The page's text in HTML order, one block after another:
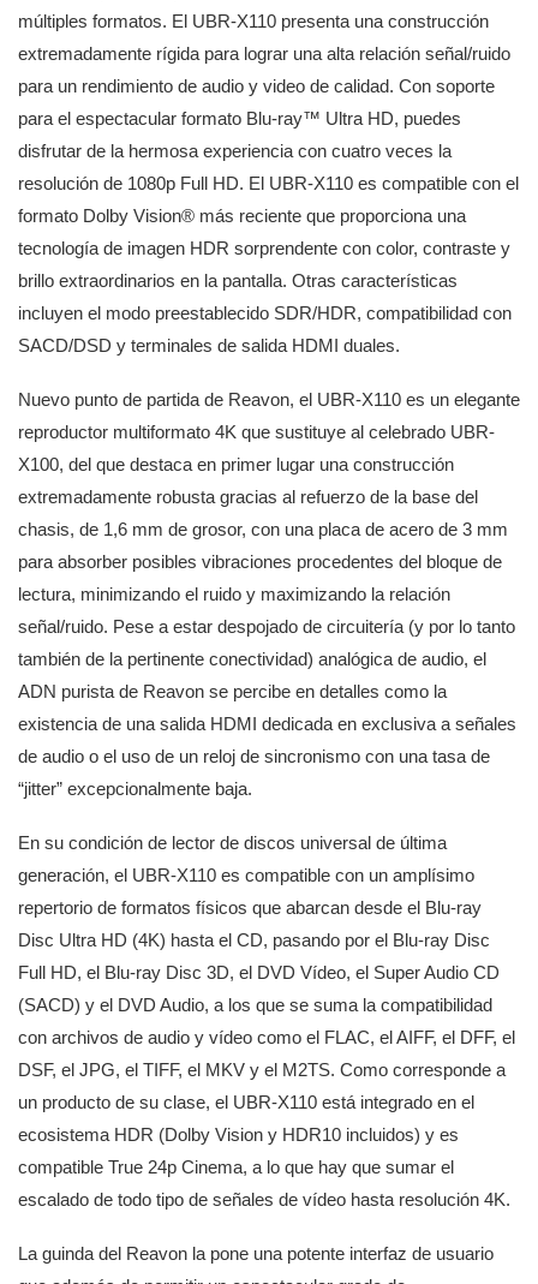
múltiples formatos. El UBR-X110 presenta una construcción
extremadamente rígida para lograr una alta relación señal/ruido
para un rendimiento de audio y video de calidad. Con soporte
para el espectacular formato Blu-ray™ Ultra HD, puedes
disfrutar de la hermosa experiencia con cuatro veces la
resolución de 1080p Full HD. El UBR-X110 es compatible con el
formato Dolby Vision® más reciente que proporciona una
tecnología de imagen HDR sorprendente con color, contraste y
brillo extraordinarios en la pantalla. Otras características
incluyen el modo preestablecido SDR/HDR, compatibilidad con
SACD/DSD y terminales de salida HDMI duales.
Nuevo punto de partida de Reavon, el UBR-X110 es un elegante
reproductor multiformato 4K que sustituye al celebrado UBR-
X100, del que destaca en primer lugar una construcción
extremadamente robusta gracias al refuerzo de la base del
chasis, de 1,6 mm de grosor, con una placa de acero de 3 mm
para absorber posibles vibraciones procedentes del bloque de
lectura, minimizando el ruido y maximizando la relación
señal/ruido. Pese a estar despojado de circuitería (y por lo tanto
también de la pertinente conectividad) analógica de audio, el
ADN purista de Reavon se percibe en detalles como la
existencia de una salida HDMI dedicada en exclusiva a señales
de audio o el uso de un reloj de sincronismo con una tasa de
“jitter” excepcionalmente baja.
En su condición de lector de discos universal de última
generación, el UBR-X110 es compatible con un amplísimo
repertorio de formatos físicos que abarcan desde el Blu-ray
Disc Ultra HD (4K) hasta el CD, pasando por el Blu-ray Disc
Full HD, el Blu-ray Disc 3D, el DVD Vídeo, el Super Audio CD
(SACD) y el DVD Audio, a los que se suma la compatibilidad
con archivos de audio y vídeo como el FLAC, el AIFF, el DFF, el
DSF, el JPG, el TIFF, el MKV y el M2TS. Como corresponde a
un producto de su clase, el UBR-X110 está integrado en el
ecosistema HDR (Dolby Vision y HDR10 incluidos) y es
compatible True 24p Cinema, a lo que hay que sumar el
escalado de todo tipo de señales de vídeo hasta resolución 4K.
La guinda del Reavon la pone una potente interfaz de usuario